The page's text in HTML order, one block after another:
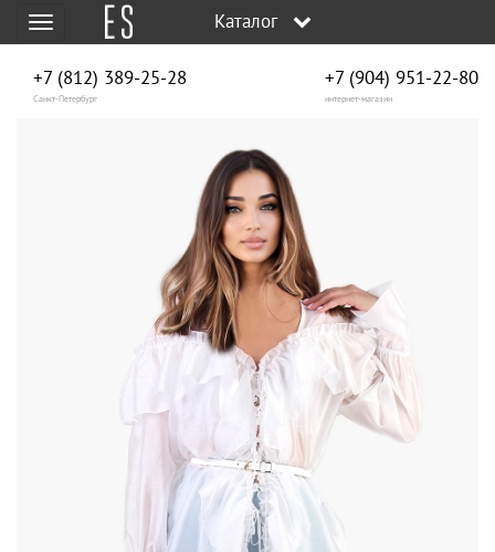
Меню Каталог
+7 (812) 389-25-28
Санкт-Петербург
+7 (904) 951‑22‑80
интернет-магазин